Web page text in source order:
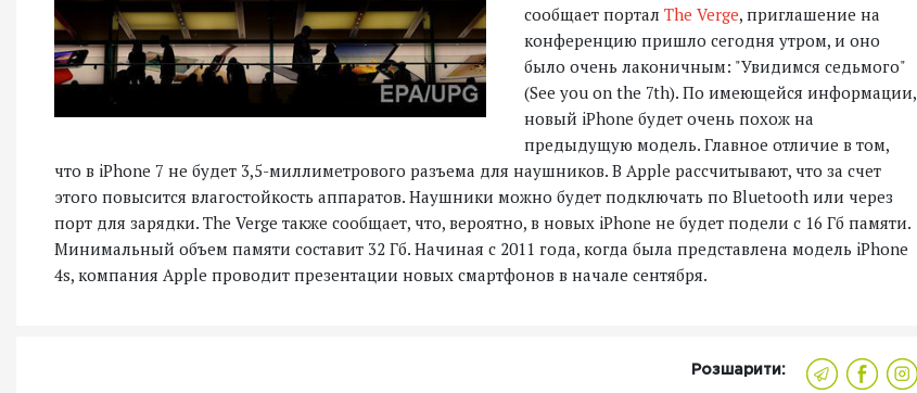
сообщает портал The Verge, приглашение на
конференцию пришло сегодня утром, и оно
было очень лаконичным: "Увидимся седьмого"
(See you on the 7th). По имеющейся информации,
новый iPhone будет очень похож на
предыдущую модель. Главное отличие в том,
что в iPhone 7 не будет 3,5-миллиметрового разъема для наушников. В Apple рассчитывают, что за счет
этого повысится влагостойкость аппаратов. Наушники можно будет подключать по Bluetooth или через
порт для зарядки. The Verge также сообщает, что, вероятно, в новых iPhone не будет подели с 16 Гб памяти.
Минимальный объем памяти составит 32 Гб. Начиная с 2011 года, когда была представлена модель iPhone
4s, компания Apple проводит презентации новых смартфонов в начале сентября.
Розшарити: